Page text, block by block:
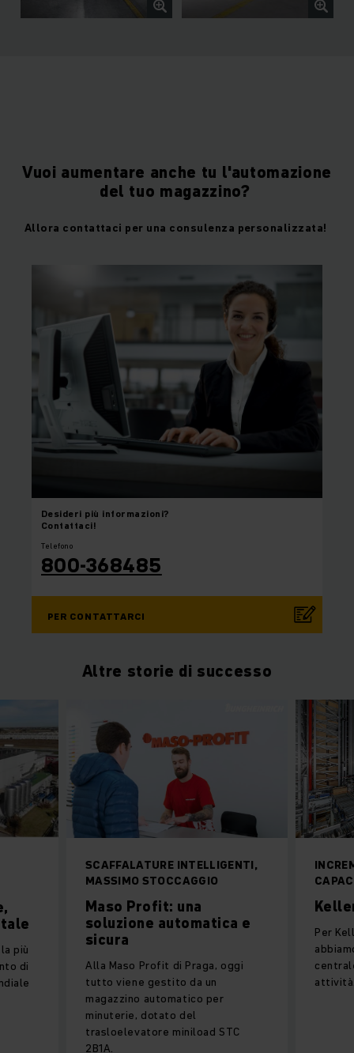
Vuoi aumentare anche tu l'automazione
del tuo magazzino?
Allora contattaci per una consulenza personalizzata!
Desideri più informazioni?
Contattaci!
Telefono
800-368485
PER CONTATTARCI
Altre storie di successo
SCAFFALATURE INTELLIGENTI,
MASSIMO STOCCAGGIO
Maso Profit: una
soluzione automatica e
sicura
Alla Maso Profit di Praga, oggi
tutto viene gestito da un
magazzino automatico per
minuterie, dotato del
trasloelevatore miniload STC
2B1A.
Per
più
di